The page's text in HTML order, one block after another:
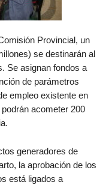
Provincial, un
se destinarán al
Se asignan fondos a
de parámetros
empleo existente en
acometer 200
generadores de
la aprobación de los
está ligados a